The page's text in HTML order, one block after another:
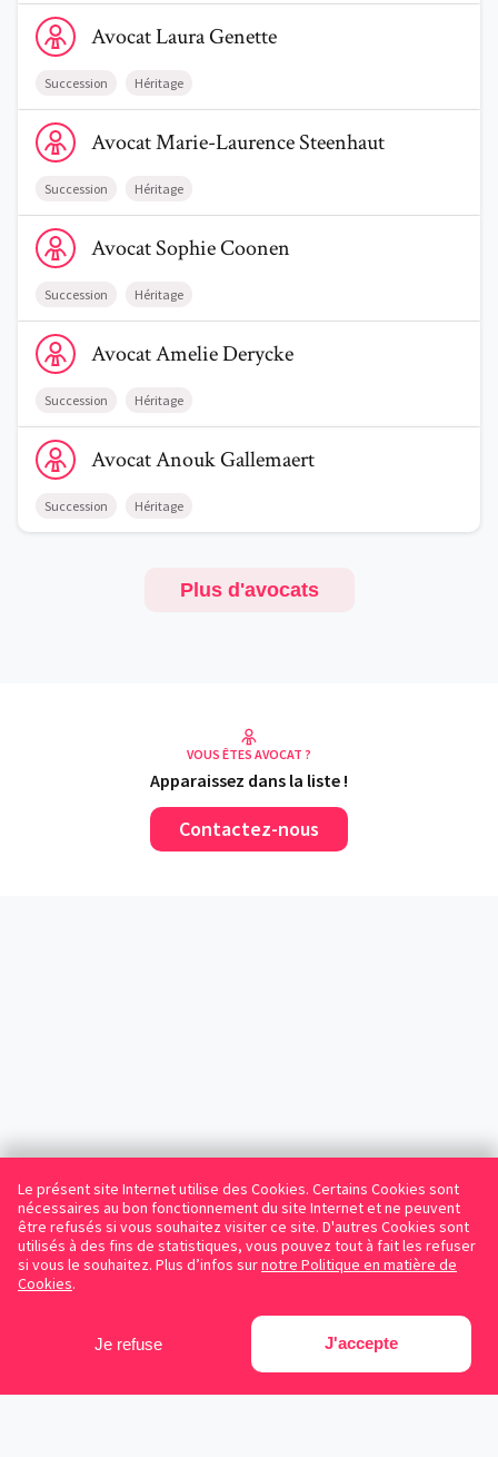
Le présent site Internet utilise des Cookies. Certains Cookies sont
nécessaires au bon fonctionnement du site Internet et ne peuvent
être refusés si vous souhaitez visiter ce site. D'autres Cookies sont
utilisés à des fins de statistiques, vous pouvez tout à fait les refuser
si vous le souhaitez. Plus d’infos surnotre Politique en matière de
Cookies.
Je refuse J'accepte
Voir le profil de AvocatLaura Genette
AvocatLauraGenette
Succession Héritage
Voir le profil de AvocatMarie-Laurence Steenhaut
AvocatMarie-LaurenceSteenhaut
Succession Héritage
Voir le profil de AvocatSophie Coonen
AvocatSophieCoonen
Succession Héritage
Voir le profil de AvocatAmelie Derycke
AvocatAmelieDerycke
Succession Héritage
Voir le profil de AvocatAnouk Gallemaert
AvocatAnoukGallemaert
Succession Héritage
Plus d'avocats
VOUS ÊTES AVOCAT ?
Apparaissez dans la liste !
Contactez-nous